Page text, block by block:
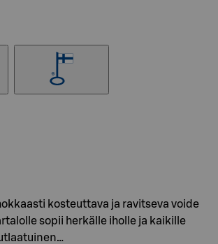
kosteuttava ja ravitseva voide
sopii herkälle iholle ja kaikille